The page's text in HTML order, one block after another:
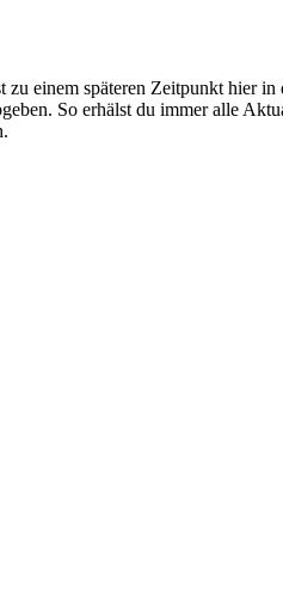
einem späteren Zeitpunkt hier
So erhälst du immer alle